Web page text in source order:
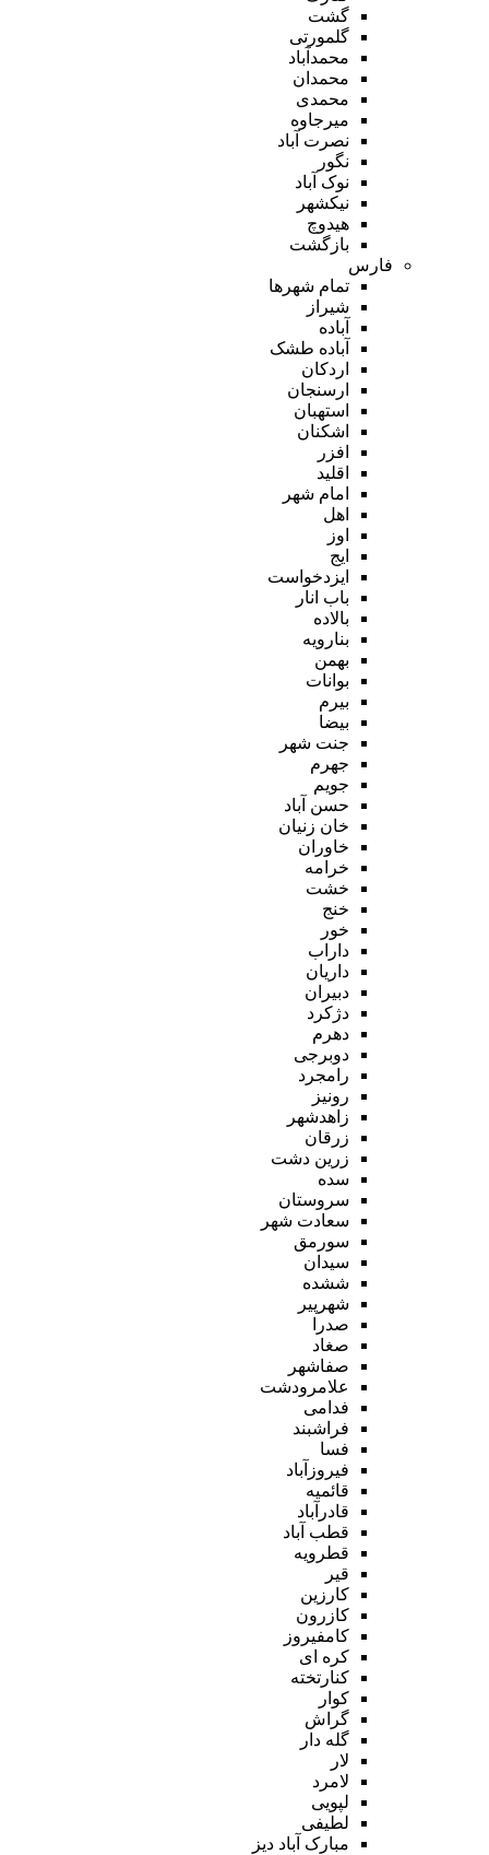
گشت
گلمورتی
محمدآباد
محمدان
محمدی
میرجاوه
نصرت آباد
نگور
نوک آباد
نیکشهر
هیدوچ
بازگشت
فارس
تمام شهر‌ها
شیراز
آباده
آباده طشک
اردکان
ارسنجان
استهبان
اشکنان
افزر
اقلید
امام شهر
اهل
اوز
ایج
ایزدخواست
باب انار
بالاده
بنارویه
بهمن
بوانات
بیرم
بیضا
جنت شهر
جهرم
جویم
حسن آباد
خان زنیان
خاوران
خرامه
خشت
خنج
خور
داراب
داریان
دبیران
دژکرد
دهرم
دوبرجی
رامجرد
رونیز
زاهدشهر
زرقان
زرین دشت
سده
سروستان
سعادت شهر
سورمق
سیدان
ششده
شهرپیر
صدرا
صغاد
صفاشهر
علامرودشت
فدامی
فراشبند
فسا
فیروزآباد
قائمیه
قادرآباد
قطب آباد
قطرویه
قیر
کارزین
کازرون
کامفیروز
کره ای
کنارتخته
کوار
گراش
گله دار
لار
لامرد
لپویی
لطیفی
مبارک آباد دیز